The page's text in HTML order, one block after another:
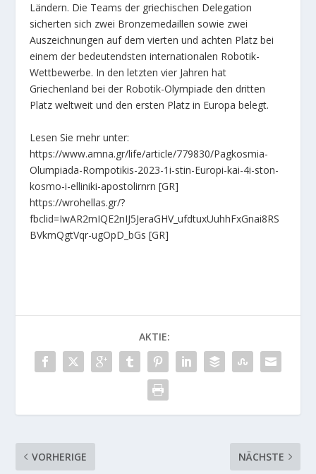
Ländern. Die Teams der griechischen Delegation
sicherten sich zwei Bronzemedaillen sowie zwei
Auszeichnungen auf dem vierten und achten Platz bei
einem der bedeutendsten internationalen Robotik-
Wettbewerbe. In den letzten vier Jahren hat
Griechenland bei der Robotik-Olympiade den dritten
Platz weltweit und den ersten Platz in Europa belegt.
Lesen Sie mehr unter:
https://www.amna.gr/life/article/779830/Pagkosmia-
Olumpiada-Rompotikis-2023-1i-stin-Europi-kai-4i-ston-
kosmo-i-elliniki-apostolirnrn [GR]
https://wrohellas.gr/?
fbclid=IwAR2mIQE2nIJ5JeraGHV_ufdtuxUuhhFxGnai8RS
BVkmQgtVqr-ugOpD_bGs [GR]
AKTIE:
VORHERIGE NÄCHSTE